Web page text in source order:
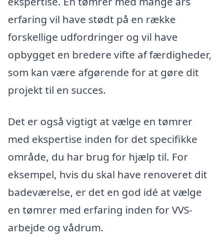
erfaring vil have stødt på en række
forskellige udfordringer og vil have
opbygget en bredere vifte af færdigheder,
som kan være afgørende for at gøre dit
projekt til en succes.
Det er også vigtigt at vælge en tømrer
med ekspertise inden for det specifikke
område, du har brug for hjælp til. For
eksempel, hvis du skal have renoveret dit
badeværelse, er det en god idé at vælge
en tømrer med erfaring inden for VVS-
arbejde og vådrum.